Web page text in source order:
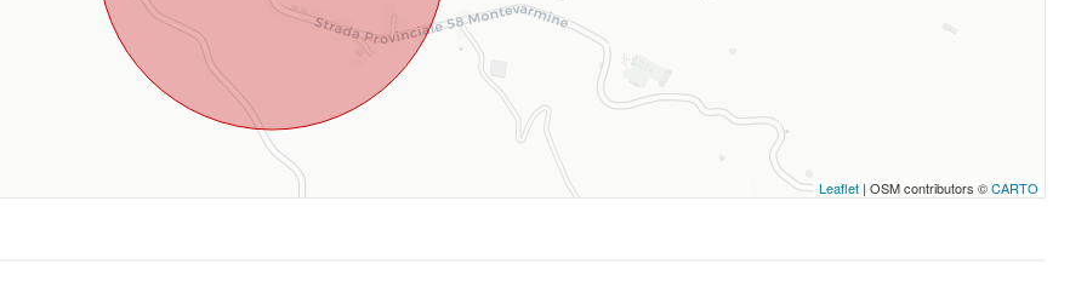
Leaflet | OSM contributors ©CARTO